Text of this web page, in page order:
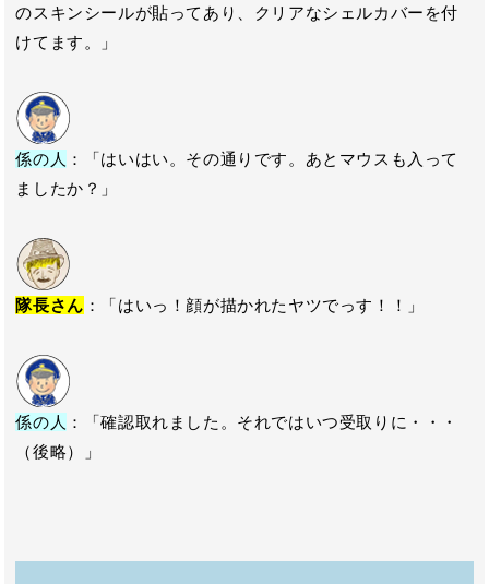
のスキンシールが貼ってあり、クリアなシェルカバーを付
けてます。」
係の人 ：「はいはい。その通りです。あとマウスも入って
ましたか？」
隊長さん ：「はいっ！顔が描かれたヤツでっす！！」
係の人 ：「確認取れました。それではいつ受取りに・・・
（後略）」